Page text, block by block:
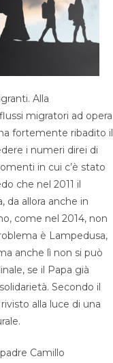
Alla
migratori ad opera
fortemente ribadito il
i numeri direi di
in cui c’è stato
che nel 2011 il
da allora anche in
come nel 2014, non
è Lampedusa,
anche lì non si può
se il Papa già
Secondo il
alla luce di una
Camillo